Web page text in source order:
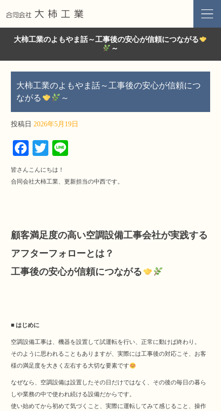
大柿工業のよもやま話～工事後の安心が信頼につながる
～
大柿工業のよもやま話～工事後の安心が信頼につ
ながる
～
投稿日 2026年5月19日
Fa
ce
bo
T
wi
tte
皆さんこんにちは！
合同会社大柿工業、更新担当の中西です。
顧客満足度の高い空調設備工事会社が実践する
アフターフォローとは？
工事後の安心が信頼につながる
■ はじめに
空調設備工事は、機器を設置して試運転を行い、正常に動けば終わり。
そのように思われることもありますが、実際には工事後の対応こそ、お客
様の満足度を大きく左右する大切な要素です
なぜなら、空調設備は設置したその日だけではなく、その後の毎日の暮ら
しや業務の中で使われ続ける設備だからです。
使い始めてから初めて気づくこと、実際に運転してみて感じること、操作